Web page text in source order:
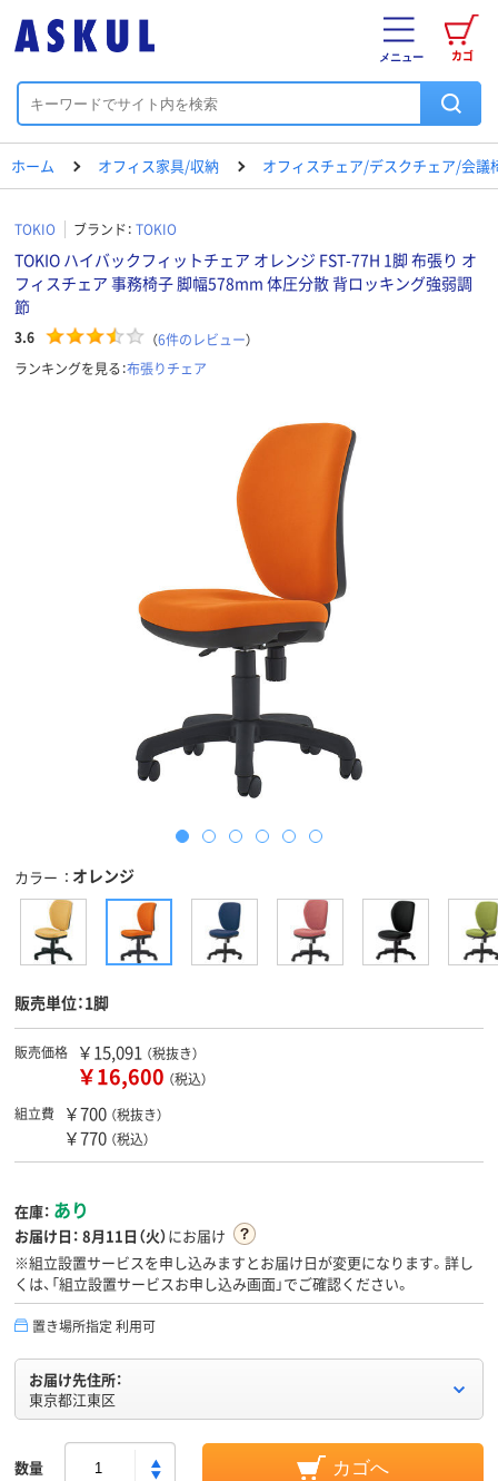
カゴ
メニュー
ホーム オフィス家具/収納 オフィスチェア/デスクチェア/会議
TOKIO ブランド： TOKIO
TOKIO ハイバックフィットチェア オレンジ FST-77H 1脚 布張り オ
フィスチェア 事務椅子 脚幅578mm 体圧分散 背ロッキング強弱調
節
3.6 （6件のレビュー）
ランキングを見る：布張りチェア
カラー オレンジ
販売単位：1脚
販売価格 ￥15,091 （税抜き）
￥16,600 （税込）
組立費
￥700 （税抜き）
￥770 （税込）
在庫： あり
お届け日： 8月11日（火）にお届け
※組立設置サービスを申し込みますとお届け日が変更になります。詳し
くは、「組立設置サービスお申し込み画面」でご確認ください。
置き場所指定 利用可
お届け先住所：
東京都江東区
数量 カゴへ